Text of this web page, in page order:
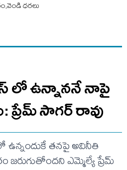
ధరలు
లో ఉన్నాననే నాపై
ప్రేమ్ సాగర్ రావు
ఉన్నందుకే తనపై అవినీతి
జరుగుతోందని ఎమ్మెల్యే ప్రేమ్